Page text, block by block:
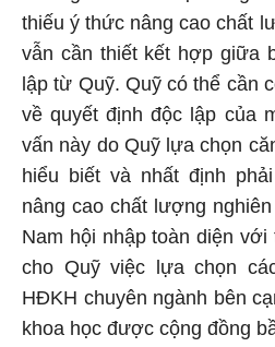
thiếu ý thức nâng cao chất
vẫn cần thiết kết hợp giữa
lập từ Quỹ. Quỹ có thể cần
về quyết định độc lập của
vấn này do Quỹ lựa chọn
hiểu biết và nhất định
nâng cao chất lượng
Nam hội nhập toàn diện
cho Quỹ việc lựa chọn
HĐKH chuyên ngành bên
khoa học được cộng đồng